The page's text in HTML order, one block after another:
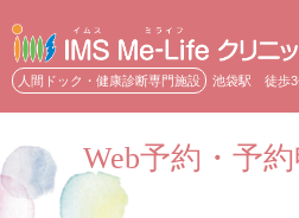
人間ドック・健康診断専門施設 池袋駅 徒歩3
Web予約・予